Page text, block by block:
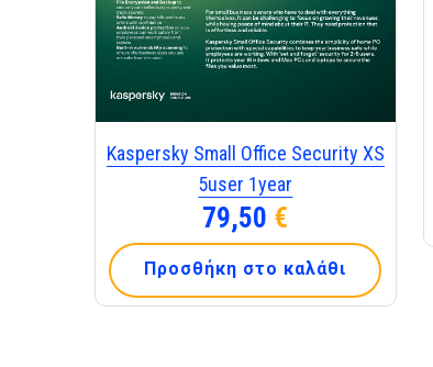
Kaspersky Small Office Security XS
5user 1year
79,50 €
Προσθήκη στο καλάθι